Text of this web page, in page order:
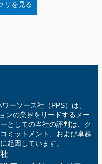
リを見る
ーソース社（PPS）は、
ンの業界をリードするメー
としての当社の評判は、ク
ミットメント、および卓越
起因しています。